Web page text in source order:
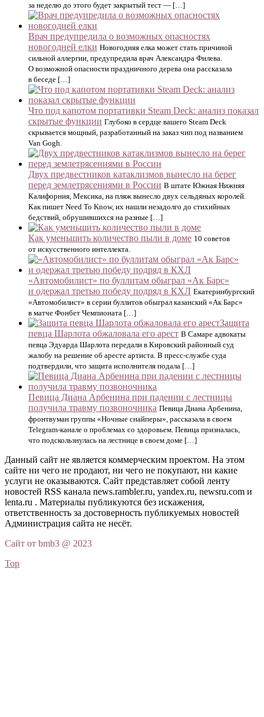
за неделю до этого будет закрытый тест — […]
Врач предупредила о возможных опасностях
новогодней елки Новогодняя елка может стать причиной
сильной аллергии, предупредила врач Александра Филева.
О возможной опасности праздничного дерева она рассказала
в беседе […]
Что под капотом портативки Steam Deck: анализ показал
скрытые функции Глубоко в сердце вашего Steam Deck
скрывается мощный, разработанный на заказ чип под названием
Van Gogh.
Двух предвестников катаклизмов вынесло на берег
перед землетрясениями в России В штате Южная Нижняя
Калифорния, Мексика, на пляж вынесло двух сельдяных королей.
Как пишет Need To Know, их нашли незадолго до стихийных
бедствий, обрушившихся на разные […]
Как уменьшить количество пыли в доме 10 советов
от искусственного интеллекта.
«Автомобилист» по буллитам обыграл «Ак Барс»
и одержал третью победу подряд в КХЛ Екатеринбургский
«Автомобилист» в серии буллитов обыграл казанский «Ак Барс»
в матче Фонбет Чемпионата […]
Защита
певца Шарлота обжаловала его арест В Самаре адвокаты
певца Эдуарда Шарлота передали в Кировский районный суд
жалобу на решение об аресте артиста. В пресс-службе суда
подтвердили, что защита исполнителя подала […]
Певица Диана Арбенина при падении с лестницы
получила травму позвоночника Певица Диана Арбенина,
фронтвуман группы «Ночные снайперы», рассказала в своем
Telegram-канале о проблемах со здоровьем. Певица призналась,
что подскользнулась на лестнице в своем доме […]
Данный сайт не является коммерческим проектом. На этом
сайте ни чего не продают, ни чего не покупают, ни какие
услуги не оказываются. Сайт представляет собой ленту
новостей RSS канала news.rambler.ru, yandex.ru, newsru.com и
lenta.ru . Материалы публикуются без искажения,
ответственность за достоверность публикуемых новостей
Администрация сайта не несёт.
Сайт от bmb3 @ 2023
Top